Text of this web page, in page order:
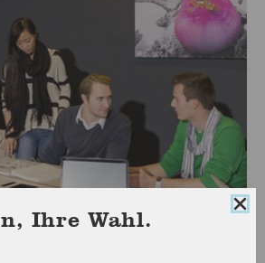
Beglaubigung
Ihre Wahl.